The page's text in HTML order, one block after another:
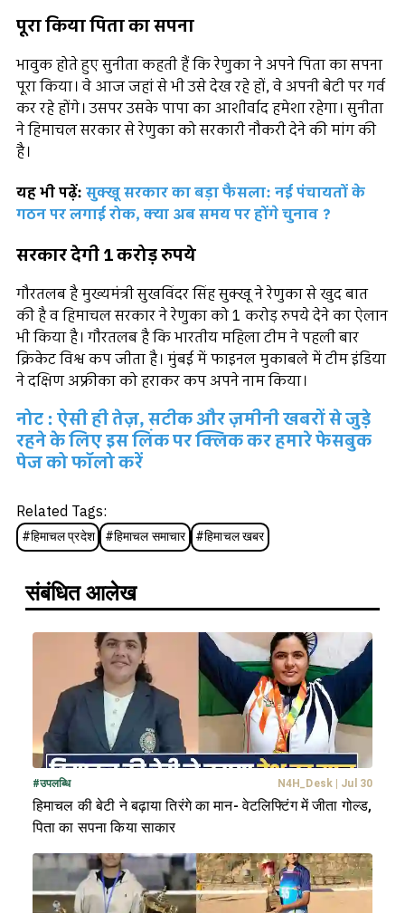
पूरा किया पिता का सपना
भावुक होते हुए सुनीता कहती हैं कि रेणुका ने अपने पिता का सपना
पूरा किया। वे आज जहां से भी उसे देख रहे हों, वे अपनी बेटी पर गर्व
कर रहे होंगे। उसपर उसके पापा का आशीर्वाद हमेशा रहेगा। सुनीता
ने हिमाचल सरकार से रेणुका को सरकारी नौकरी देने की मांग की
है।
यह भी पढ़ें: सुक्खू सरकार का बड़ा फैसला: नई पंचायतों के
गठन पर लगाई रोक, क्या अब समय पर होंगे चुनाव ?
सरकार देगी 1 करोड़ रुपये
गौरतलब है मुख्यमंत्री सुखविंदर सिंह सुक्खू ने रेणुका से खुद बात
की है व हिमाचल सरकार ने रेणुका को 1 करोड़ रुपये देने का ऐलान
भी किया है। गौरतलब है कि भारतीय महिला टीम ने पहली बार
क्रिकेट विश्व कप जीता है। मुंबई में फाइनल मुकाबले में टीम इंडिया
ने दक्षिण अफ्रीका को हराकर कप अपने नाम किया।
नोट : ऐसी ही तेज़, सटीक और ज़मीनी खबरों से जुड़े
रहने के लिए इस लिंक पर क्लिक कर हमारे फेसबुक
पेज को फॉलो करें
Related Tags:
#हिमाचल प्रदेश #हिमाचल समाचार #हिमाचल खबर
संबंधित आलेख
#उपलब्धि N4H_Desk| Jul 30
हिमाचल की बेटी ने बढ़ाया तिरंगे का मान- वेटलिफ्टिंग में जीता गोल्ड,
पिता का सपना किया साकार